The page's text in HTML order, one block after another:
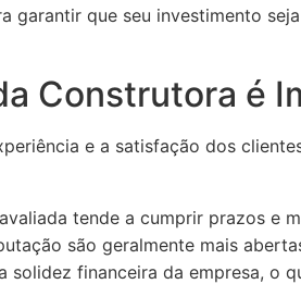
garantir que seu investimento
Construtora é
e a satisfação dos
tende a cumprir prazos e
são geralmente mais
solidez financeira da empresa, o